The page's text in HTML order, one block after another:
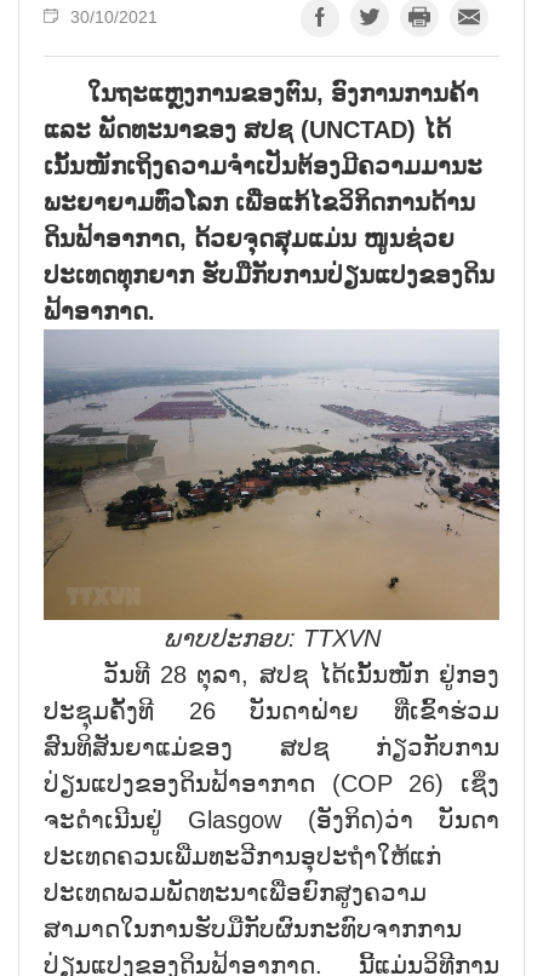
30/10/2021
ໃນຖະແຫຼງການຂອງຕົນ, ອົງການການຄ້າ
ແລະ ພັດທະນາຂອງ ສປຊ (UNCTAD) ໄດ້
ເນັ້ນໜັກເຖິງຄວາມຈຳເປັນຕ້ອງມີຄວາມມານະ
ພະຍາຍາມທົ່ວໂລກ ເພື່ອແກ້ໄຂວິກິດການດ້ານ
ດິນຟ້າອາກາດ, ດ້ວຍຈຸດສຸມແມ່ນ ໜູນຊ່ວຍ
ປະເທດທຸກຍາກ ຮັບມືກັບການປ່ຽນແປງຂອງດິນ
ຟ້າອາກາດ.
ພາບປະກອບ: TTXVN
ວັນທີ 28 ຕຸລາ, ສປຊ ໄດ້ເນັ້ນໜັກ ຢູ່ກອງ
ປະຊຸມຄັ້ງທີ 26 ບັນດາຝ່າຍ ທີ່ເຂົ້າຮ່ວມ
ສົນທິສັນຍາແມ່ຂອງ ສປຊ ກ່ຽວກັບການ
ປ່ຽນແປງຂອງດິນຟ້າອາກາດ (COP 26) ເຊິ່ງ
ຈະດຳເນີນຢູ່ Glasgow (ອັງກິດ)ວ່າ ບັນດາ
ປະເທດຄວນເພີ່ມທະວີການອຸປະຖຳໃຫ້ແກ່
ປະເທດພວມພັດທະນາເພື່ອຍົກສູງຄວາມ
ສາມາດໃນການຮັບມືກັບຜົນກະທົບຈາກການ
ປ່ຽນແປງຂອງດິນຟ້າອາກາດ. ນີ້ແມ່ນວິທີການ